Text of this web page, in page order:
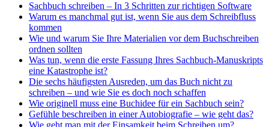
Sachbuch schreiben – In 3 Schritten zur richtigen Software
Warum es manchmal gut ist, wenn Sie aus dem Schreibfluss
kommen
Wie und warum Sie Ihre Materialien vor dem Buchschreiben
ordnen sollten
Was tun, wenn die erste Fassung Ihres Sachbuch-Manuskripts
eine Katastrophe ist?
Die sechs häufigsten Ausreden, um das Buch nicht zu
schreiben – und wie Sie es doch noch schaffen
Wie originell muss eine Buchidee für ein Sachbuch sein?
Gefühle beschreiben in einer Autobiografie – wie geht das?